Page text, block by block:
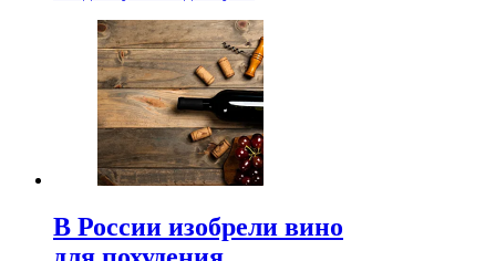
В России изобрели вино